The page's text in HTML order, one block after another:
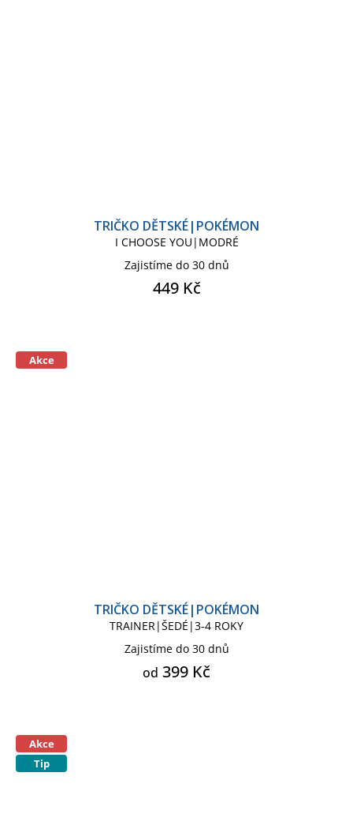
TRIČKO DĚTSKÉ|POKÉMON
I CHOOSE YOU|MODRÉ
Zajistíme do 30 dnů
449 Kč
Akce
TRIČKO DĚTSKÉ|POKÉMON
TRAINER|ŠEDÉ|3-4 ROKY
Zajistíme do 30 dnů
od 399 Kč
Akce
Tip